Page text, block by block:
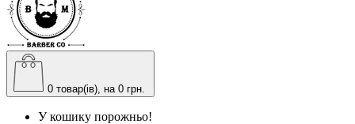
0 товар(ів), на 0 грн.
У кошику порожньо!